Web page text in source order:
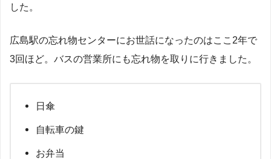
した。
広島駅の忘れ物センターにお世話になったのはここ2年で
3回ほど。バスの営業所にも忘れ物を取りに行きました。
日傘
自転車の鍵
お弁当